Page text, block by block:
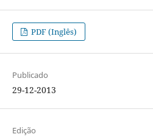
PDF (Inglês)
Publicado
29-12-2013
Edição